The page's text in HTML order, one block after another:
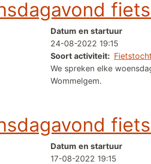
Datum en startuur
24-08-2022 19:15
Soort activiteit
Fietstocht
We spreken elke
Wommelgem.
fietstocht (2022/25)
Datum en startuur
17-08-2022 19:15